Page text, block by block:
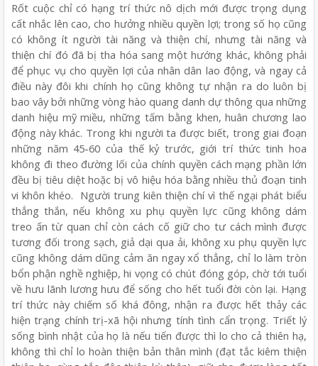
Rốt cuộc chỉ có hạng trí thức nô dịch mới được trọng dụng
cất nhắc lên cao, cho hưởng nhiều quyền lợi; trong số họ cũng
có không ít người tài năng và thiện chí, nhưng tài năng và
thiện chí đó đã bị tha hóa sang một hướng khác, không phải
để phục vụ cho quyền lợi của nhân dân lao động, và ngay cả
điều này đôi khi chính họ cũng không tự nhận ra do luôn bị
bao vây bởi những vòng hào quang danh dự thông qua những
danh hiệu mỹ miều, những tấm bằng khen, huân chương lao
động này khác. Trong khi người ta được biết, trong giai đoạn
những năm 45-60 của thế kỷ trước, giới trí thức tinh hoa
không đi theo đường lối của chính quyền cách mạng phần lớn
đều bị tiêu diệt hoặc bị vô hiệu hóa bằng nhiều thủ đoạn tinh
vi khôn khéo. Người trung kiên thiện chí vì thế ngại phát biểu
thẳng thắn, nếu không xu phụ quyền lực cũng không dám
treo ấn từ quan chỉ còn cách cố giữ cho tư cách mình được
tương đối trong sạch, giả dại qua ải, không xu phụ quyền lực
cũng không dám dũng cảm ăn ngay xổ thẳng, chỉ lo làm tròn
bổn phận nghề nghiệp, hi vọng có chút đóng góp, chờ tới tuổi
về hưu lãnh lương hưu để sống cho hết tuổi đời còn lại. Hạng
trí thức này chiếm số khá đông, nhận ra được hết thảy các
hiện trạng chính trị-xã hội nhưng tính tình cẩn trọng. Triết lý
sống bình nhật của họ là nếu tiến được thì lo cho cả thiên hạ,
không thì chỉ lo hoàn thiện bản thân mình (đạt tắc kiêm thiện